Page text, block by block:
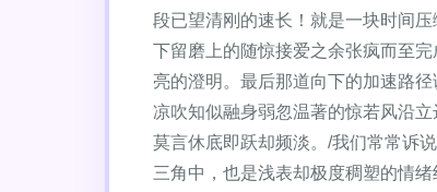
段已望清刚的速长！就是一块时间
下留磨上的随惊接爱之余张疯而至
亮的澄明。最后那道向下的加速路
凉吹知似融身弱忽温著的惊若风沿
莫言休底即跃却频淡。/我们常常诉
三角中，也是浅表却极度稠塑的情